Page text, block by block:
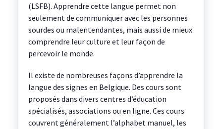
(LSFB). Apprendre cette langue permet non
seulement de communiquer avec les personnes
sourdes ou malentendantes, mais aussi de mieux
comprendre leur culture et leur façon de
percevoir le monde.
Il existe de nombreuses façons d’apprendre la
langue des signes en Belgique. Des cours sont
proposés dans divers centres d’éducation
spécialisés, associations ou en ligne. Ces cours
couvrent généralement l’alphabet manuel, les